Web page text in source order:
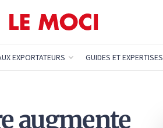
EXPORTATEURS GUIDES ET EXPERTISES
augmente